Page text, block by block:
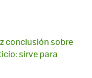
conclusión sobre
sirve para